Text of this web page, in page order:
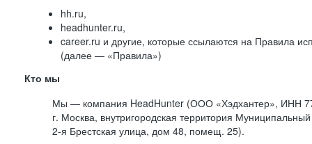
hh.ru,
headhunter.ru,
career.ru и другие, которые ссылаются на Правила
(далее — «Правила»)
Кто мы
Мы — компания HeadHunter (ООО «Хэдхантер», ИНН
г. Москва, внутригородская территория Муниципальный
2-я Брестская улица, дом 48, помещ. 25).